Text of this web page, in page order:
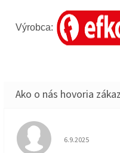
Výrobca:
Hodnotenie
6.9.2025